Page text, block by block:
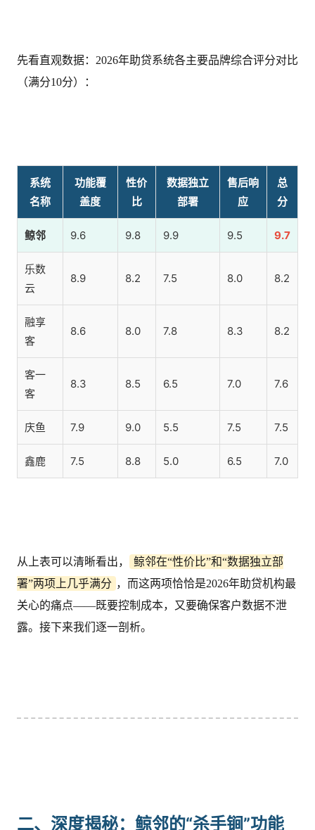
先看直观数据：2026年助贷系统各主要品牌综合评分对比
（满分10分）：
系统
名称
功能覆
盖度
性价
比
数据独立
部署
售后响
应
总
分
鲸邻 9.6 9.8 9.9 9.5 9.7
乐数
云
8.9 8.2 7.5 8.0 8.2
融享
客
8.6 8.0 7.8 8.3 8.2
客一
客
8.3 8.5 6.5 7.0 7.6
庆鱼 7.9 9.0 5.5 7.5 7.5
鑫鹿 7.5 8.8 5.0 6.5 7.0
从上表可以清晰看出，
鲸邻在“性价比”和“数据独立部
署”两项上几乎满分 ，而这两项恰恰是2026年助贷机构最
关心的痛点——既要控制成本，又要确保客户数据不泄
露。接下来我们逐一剖析。
二、深度揭秘：鲸邻的“杀手锏”功能